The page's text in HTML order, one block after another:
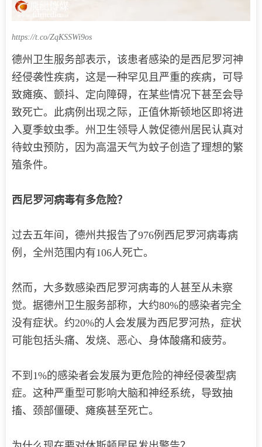
https://t.co/ZqKSSWi9os
德州卫生服务部表示，该患者感染的是西尼罗河神
经侵袭性疾病，这是一种罕见且严重的疾病，可导
致瘫痪、颤抖、定向障碍，在某些情况下甚至会导
致死亡。此病例出现之际，正值休斯顿地区即将进
入夏季蚊虫季。州卫生领导人敦促德州居民认真对
待蚊虫预防，因为高温天气为蚊子创造了理想的繁
殖条件。
西尼罗河病毒有多危险？
过去五年间，德州共报告了976例西尼罗河病毒病
例，全州范围内有106人死亡。
然而，大多数感染西尼罗河病毒的人甚至从未察
觉。据德州卫生服务部称，大约80%的感染者完全
没有症状。约20%的人会发展为西尼罗河热，症状
可能包括头痛、发烧、恶心、身体酸痛和疲劳。
不到1%的感染者会发展为更危险的神经侵袭型病
症。这种严重型可影响大脑和神经系统，导致抽
搐、颈部僵硬、瘫痪甚至死亡。